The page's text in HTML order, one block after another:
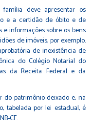
deve apresentar os
e a certidão de óbito e de
informações sobre os bens
de imóveis, por exemplo.
de inexistência de
do Colégio Notarial do
da Receita Federal e da
patrimônio deixado e, na
tabelada por lei estadual, é
CF.